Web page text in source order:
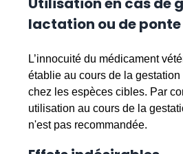
lactation ou de ponte
L’innocuité du médicament
établie au cours de la
chez les espèces cibles. Par
utilisation au cours de la
n'est pas recommandée.